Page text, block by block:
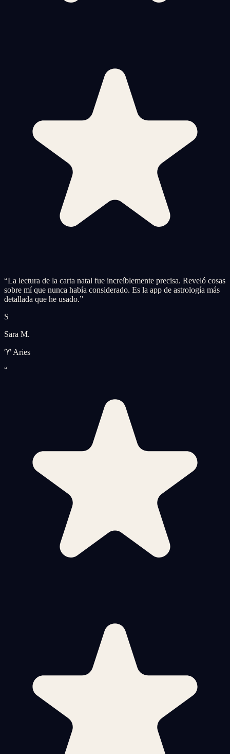
“La lectura de la carta natal fue increíblemente precisa. Reveló cosas
sobre mí que nunca había considerado. Es la app de astrología más
detallada que he usado.”
S
Sara M.
♈ Aries
“